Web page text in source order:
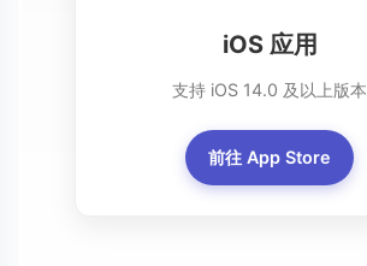
iOS 应用
支持 iOS 14.0 及以上版本
前往 App Store